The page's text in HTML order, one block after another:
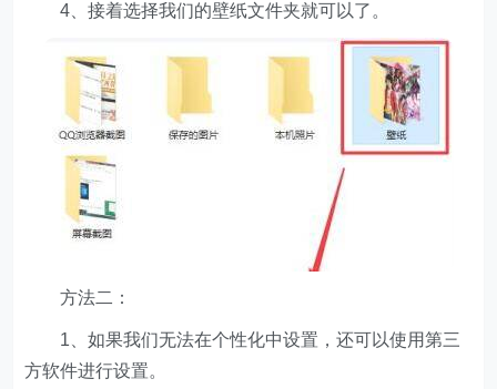
4、接着选择我们的壁纸文件夹就可以了。
方法二：
1、如果我们无法在个性化中设置，还可以使用第三
方软件进行设置。